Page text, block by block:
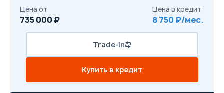
Цена от
735 000 ₽
Цена в кредит
8 750 ₽/мес.
Trade-in
Купить в кредит